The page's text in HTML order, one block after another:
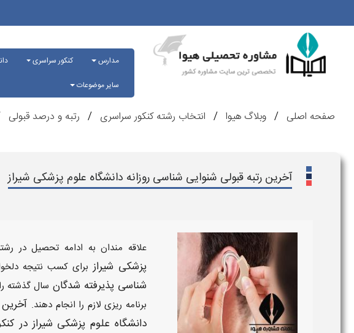
مدارس کنکور سراسری
سایر موضوعات
صفحه اصلی وبلاگ هیوا انتخاب رشته کنکور سراسری رتبه و درصد قبولی
آخرین رتبه قبولی شنوایی شناسی روزانه دانشگاه علوم پزشکی شیراز
علاقه مندان به ادامه تحصیل در
پزشکی شیراز برای کسب نتیجه
شناسی پذیرفته شدگان سال گذشته
برنامه ریزی لازم را انجام دهند.
دانشگاه علوم پزشکی شیراز​ در کنکور ۱۴۰۳ -